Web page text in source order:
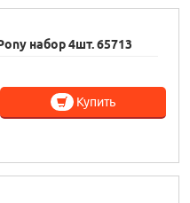
набор 4шт. 65713
Купить